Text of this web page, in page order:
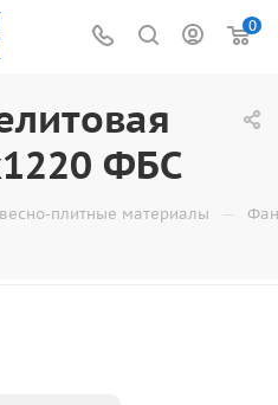
0
ФБС
плитные материалы —